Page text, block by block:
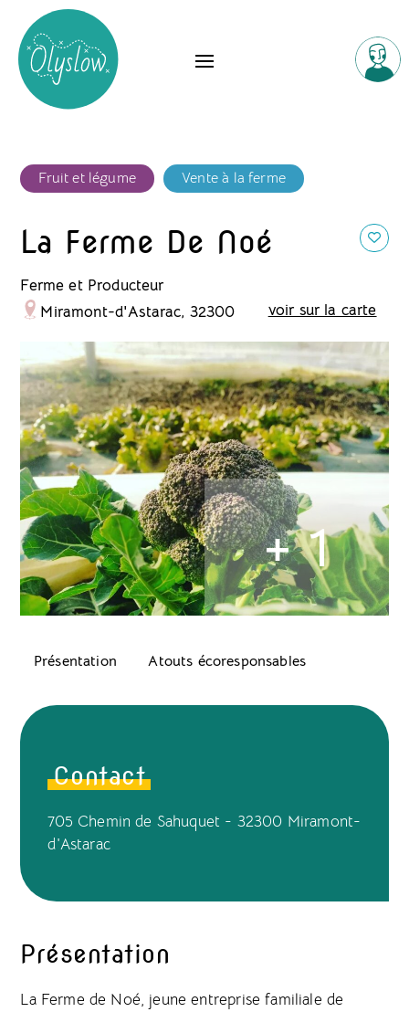
Fruit et légume Vente à la ferme
La Ferme De Noé
Ferme et Producteur
Miramont-d'Astarac, 32300
voir sur la carte
+ 1
Présentation Atouts écoresponsables
Présentation
La Ferme de Noé, jeune entreprise familiale de
Contact
705 Chemin de Sahuquet - 32300 Miramont-
d'Astarac